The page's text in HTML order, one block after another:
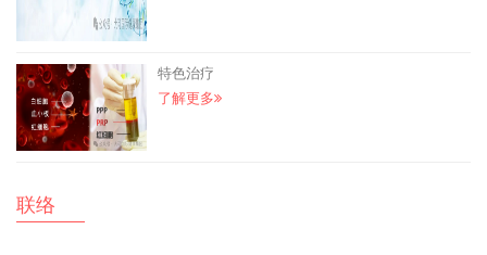
特色治疗
了解更多
联络